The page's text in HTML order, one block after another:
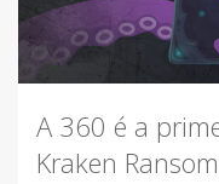
A 360 é a
Kraken